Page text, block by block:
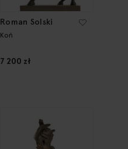
Roman Solski
Koń
7 200 zł